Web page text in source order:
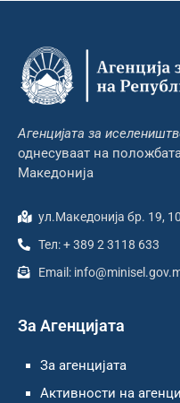
Агенцијата за
однесуваат на
Македонија
ул.Македонија бр. 19,
Тел: + 389 2 3118 633
Email:
За Агенцијата
За агенцијата
Активности на